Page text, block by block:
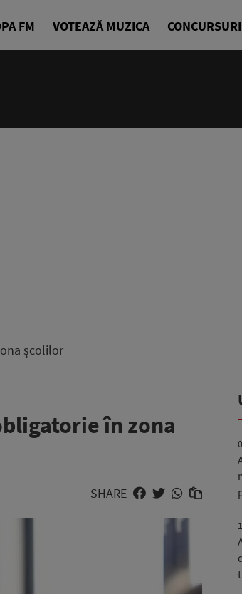
FM VOTEAZĂ MUZICA CONCURSURI
şcolilor
în zona
SHARE